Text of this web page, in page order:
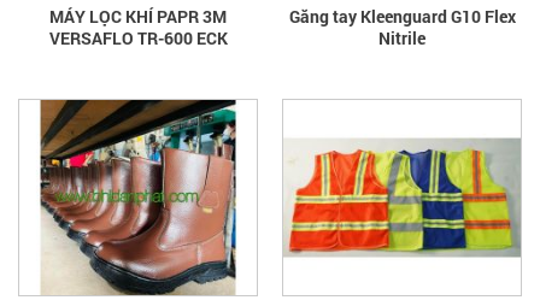
MÁY LỌC KHÍ PAPR 3M
VERSAFLO TR-600 ECK
Găng tay Kleenguard G10 Flex
Nitrile